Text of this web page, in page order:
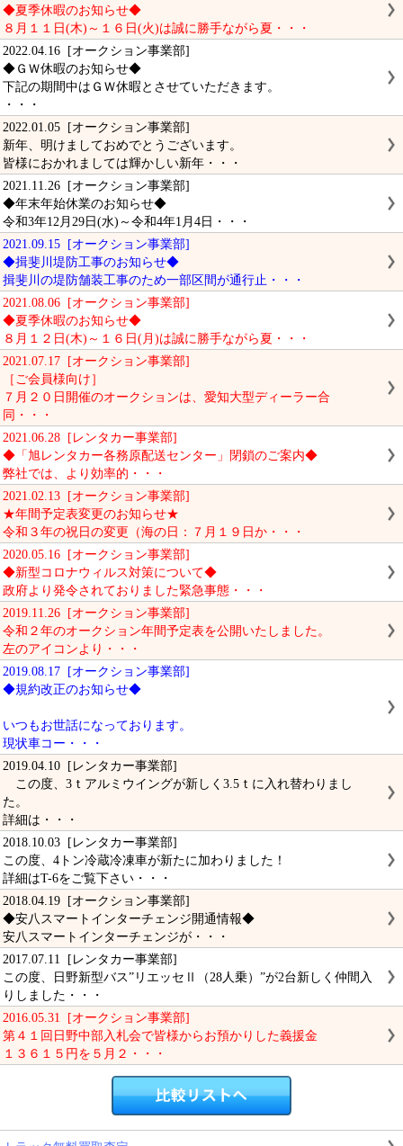
◆夏季休暇のお知らせ◆
８月１１日(木)～１６日(火)は誠に勝手ながら夏・・・
2022.04.16 [オークション事業部]
◆ＧＷ休暇のお知らせ◆
下記の期間中はＧＷ休暇とさせていただきます。
・・・
2022.01.05 [オークション事業部]
新年、明けましておめでとうございます。
皆様におかれましては輝かしい新年・・・
2021.11.26 [オークション事業部]
◆年末年始休業のお知らせ◆
令和3年12月29日(水)～令和4年1月4日・・・
2021.09.15 [オークション事業部]
◆揖斐川堤防工事のお知らせ◆
揖斐川の堤防舗装工事のため一部区間が通行止・・・
2021.08.06 [オークション事業部]
◆夏季休暇のお知らせ◆
８月１２日(木)～１６日(月)は誠に勝手ながら夏・・・
2021.07.17 [オークション事業部]
［ご会員様向け］
７月２０日開催のオークションは、愛知大型ディーラー合
同・・・
2021.06.28 [レンタカー事業部]
◆「旭レンタカー各務原配送センター」閉鎖のご案内◆
弊社では、より効率的・・・
2021.02.13 [オークション事業部]
★年間予定表変更のお知らせ★
令和３年の祝日の変更（海の日：７月１９日か・・・
2020.05.16 [オークション事業部]
◆新型コロナウィルス対策について◆
政府より発令されておりました緊急事態・・・
2019.11.26 [オークション事業部]
令和２年のオークション年間予定表を公開いたしました。
左のアイコンより・・・
2019.08.17 [オークション事業部]
◆規約改正のお知らせ◆
いつもお世話になっております。
現状車コー・・・
2019.04.10 [レンタカー事業部]
この度、3ｔアルミウイングが新しく3.5ｔに入れ替わりまし
た。
詳細は・・・
2018.10.03 [レンタカー事業部]
この度、4トン冷蔵冷凍車が新たに加わりました！
詳細はT-6をご覧下さい・・・
2018.04.19 [オークション事業部]
◆安八スマートインターチェンジ開通情報◆
安八スマートインターチェンジが・・・
2017.07.11 [レンタカー事業部]
この度、日野新型バス”リエッセⅡ（28人乗）”が2台新しく仲間入
りしました・・・
2016.05.31 [オークション事業部]
第４１回日野中部入札会で皆様からお預かりした義援金
１３６１５円を５月２・・・